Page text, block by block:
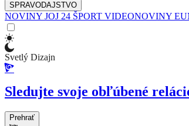
SPRAVODAJSTVO
NOVINY JOJ 24 ŠPORT VIDEONOVINY
Svetlý Dizajn
Sledujte svoje obľúbené
Prehrať